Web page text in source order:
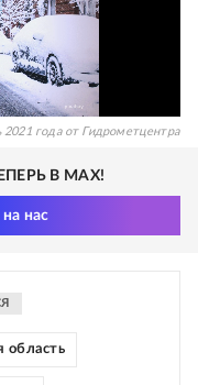
2021 года от Гидрометцентра
В MAX!
нас
область